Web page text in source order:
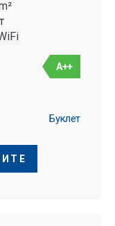
A++
Буклет